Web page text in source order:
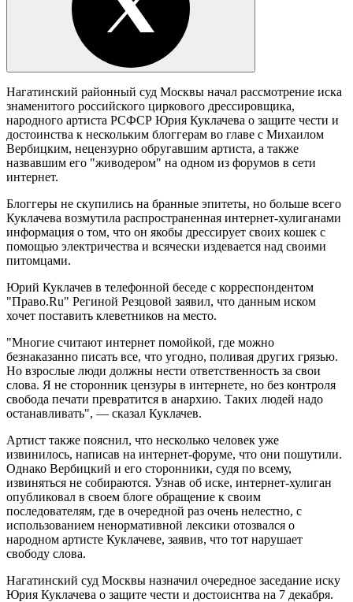
Нагатинский районный суд Москвы начал рассмотрение иска
знаменитого российского циркового дрессировщика,
народного артиста РСФСР Юрия Куклачева о защите чести и
достоинства к нескольким блоггерам во главе с Михаилом
Вербицким, нецензурно обругавшим артиста, а также
назвавшим его "живодером" на одном из форумов в сети
интернет.
Блоггеры не скупились на бранные эпитеты, но больше всего
Куклачева возмутила распространенная интернет-хулиганами
информация о том, что он якобы дрессирует своих кошек с
помощью электричества и всячески издевается над своими
питомцами.
Юрий Куклачев в телефонной беседе с корреспондентом
"Право.Ru" Региной Резцовой заявил, что данным иском
хочет поставить клеветников на место.
"Многие считают интернет помойкой, где можно
безнаказанно писать все, что угодно, поливая других грязью.
Но взрослые люди должны нести ответственность за свои
слова. Я не сторонник цензуры в интернете, но без контроля
свобода печати превратится в анархию. Таких людей надо
останавливать", — сказал Куклачев.
Артист также пояснил, что несколько человек уже
извинилось, написав на интернет-форуме, что они пошутили.
Однако Вербицкий и его сторонники, судя по всему,
извиняться не собираются. Узнав об иске, интернет-хулиган
опубликовал в своем блоге обращение к своим
последователям, где в очередной раз очень нелестно, с
использованием ненормативной лексики отозвался о
народном артисте Куклачеве, заявив, что тот нарушает
свободу слова.
Нагатинский суд Москвы назначил очередное заседание иску
Юрия Куклачева о защите чести и достоиснтва на 7 декабря.